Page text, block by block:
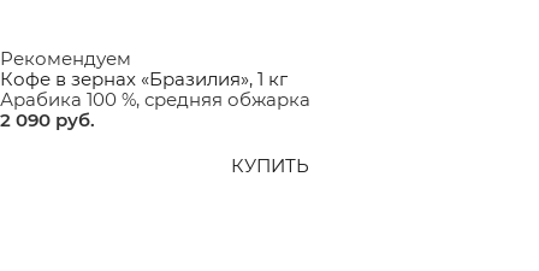
Рекомендуем
Кофе в зернах «Бразилия», 1 кг
Арабика 100 %, средняя обжарка
2 090 руб.
КУПИТЬ